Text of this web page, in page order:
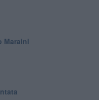
Maraini